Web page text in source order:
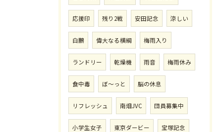
応援印 残り2戦 安田記念 涼しい
白鵬 偉大なる横綱 梅雨入り
ランドリー 乾燥機 雨音 梅雨休み
食中毒 ぼ〜っと 脳の休息
リフレッシュ 南畑JVC 団員募集中
小学生女子 東京ダービー 宝塚記念